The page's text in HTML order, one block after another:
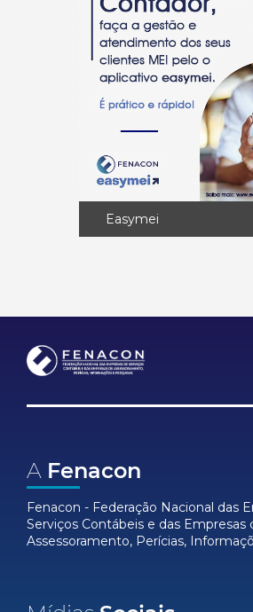
Easymei
A Fenacon
Fenacon - Federação Nacional das
Serviços Contábeis e das Empresas
Assessoramento, Perícias,